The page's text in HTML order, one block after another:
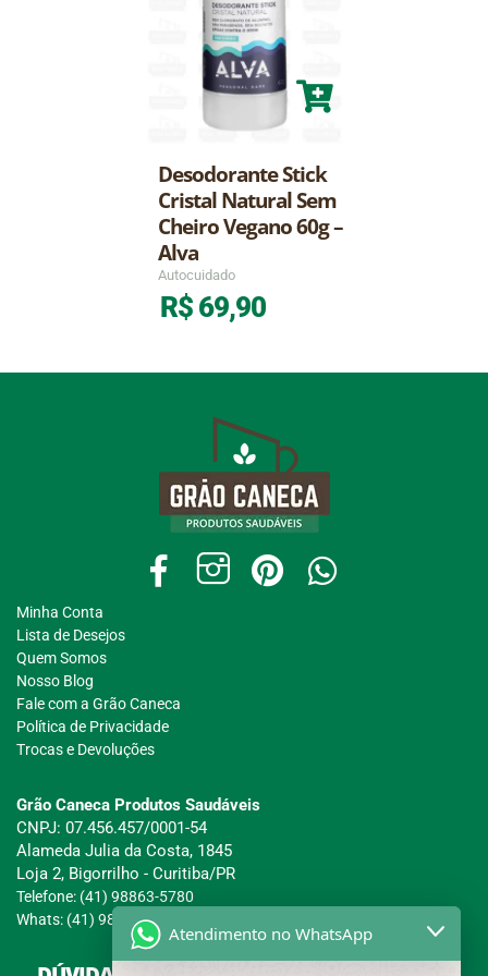
Desodorante Stick
Cristal Natural Sem
Cheiro Vegano 60g –
Alva
Autocuidado
R$69,90
Minha Conta
Lista de Desejos
Quem Somos
Nosso Blog
Fale com a Grão Caneca
Política de Privacidade
Trocas e Devoluções
Grão Caneca Produtos Saudáveis
CNPJ: 07.456.457/0001-54
Alameda Julia da Costa, 1845
Loja 2, Bigorrilho - Curitiba/PR
Telefone: (41) 98863-5780
Whats: (41) 98863-5780
Atendimento no WhatsApp